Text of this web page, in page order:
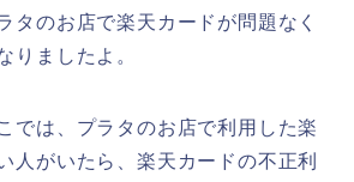
タのお店で楽天カードが問題なく
りましたよ。
では、プラタのお店で利用した楽
人がいたら、楽天カードの不正利